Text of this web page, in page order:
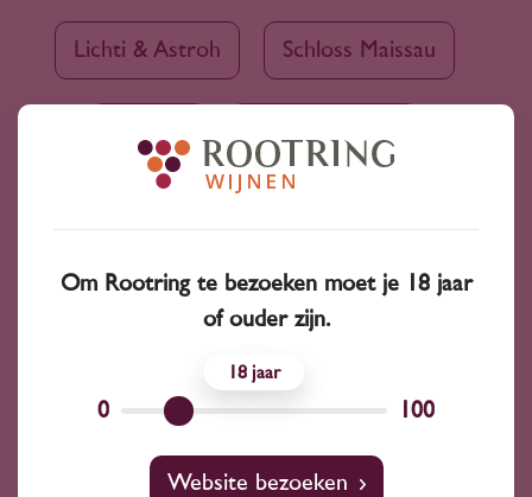
Lichti & Astroh Schloss Maissau
Domaine Prunier Bonheur
Clos de la Niverdière
Om Rootring te bezoeken moet je 18 jaar
of ouder zijn.
0
18
100
Website bezoeken